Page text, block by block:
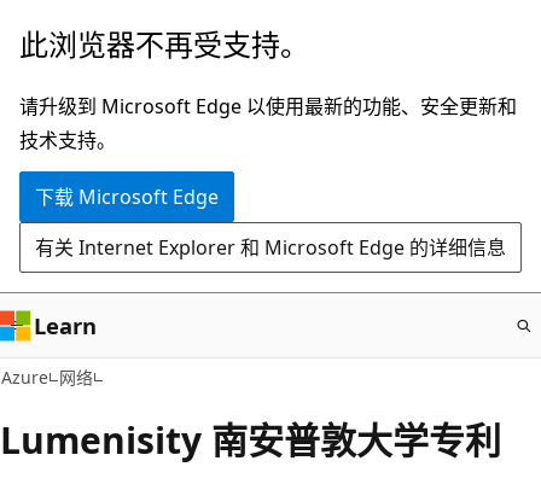
跳
主
要
内
此浏览器不再受支持。
请升级到 Microsoft Edge 以使用最新的功能、安全更新和
技术支持。
下载 Microsoft Edge
有关 Internet Explorer 和 Microsoft Edge 的详细信息
Learn
Azure 网络
Lumenisity 南安普敦大学专利